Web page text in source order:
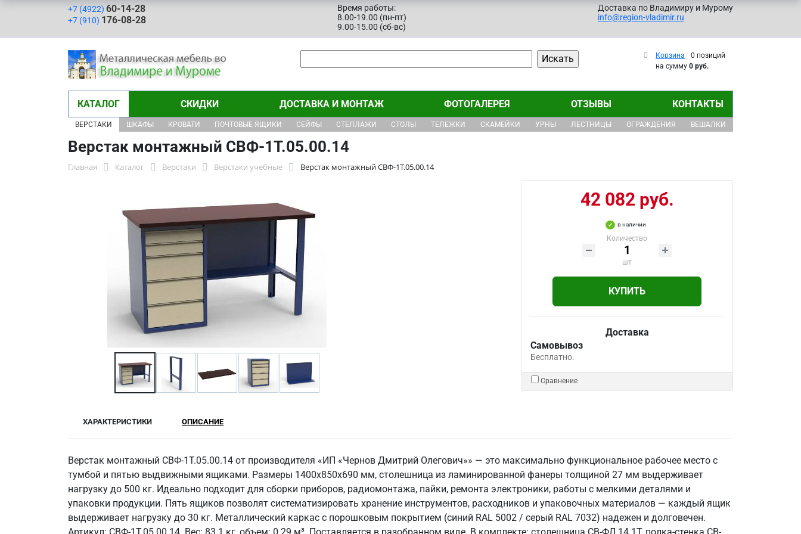
+7 (4922) 60-14-28
+7 (910) 176-08-28
Время работы:
8.00-19.00 (пн-пт)
9.00-15.00 (сб-вс)
Доставка по Владимиру и Мурому
info@region-vladimir.ru
Корзина
0 позиций
на сумму 0 руб.
КАТАЛОГ СКИДКИ ДОСТАВКА И МОНТАЖ ФОТОГАЛЕРЕЯ ОТЗЫВЫ КОНТАКТЫ
ВЕРСТАКИ ШКАФЫ КРОВАТИ ПОЧТОВЫЕ ЯЩИКИ СЕЙФЫ СТЕЛЛАЖИ СТОЛЫ ТЕЛЕЖКИ СКАМЕЙКИ УРНЫ ЛЕСТНИЦЫ ОГРАЖДЕНИЯ ВЕШАЛКИ
Верстак монтажный СВФ-1Т.05.00.14
Главная Каталог Верстаки Верстаки учебные Верстак монтажный СВФ-1Т.05.00.14
42 082 руб.
в наличии
Количество
шт
КУПИТЬ
Доставка
Самовывоз
Бесплатно.
Сравнение
ХАРАКТЕРИСТИКИ ОПИСАНИЕ
Верстак монтажный СВФ-1Т.05.00.14 от производителя «ИП «Чернов Дмитрий Олегович»» — это максимально функциональное рабочее место с
тумбой и пятью выдвижными ящиками. Размеры 1400x850x690 мм, столешница из ламинированной фанеры толщиной 27 мм выдерживает
нагрузку до 500 кг. Идеально подходит для сборки приборов, радиомонтажа, пайки, ремонта электроники, работы с мелкими деталями и
упаковки продукции. Пять ящиков позволят систематизировать хранение инструментов, расходников и упаковочных материалов — каждый ящик
выдерживает нагрузку до 30 кг. Металлический каркас с порошковым покрытием (синий RAL 5002 / серый RAL 7032) надежен и долговечен.